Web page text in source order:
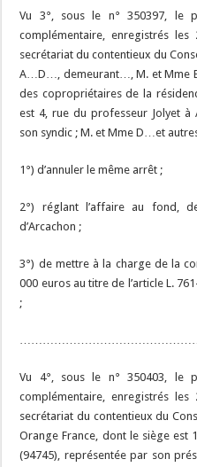
Vu 3°, sous le n° 350397, le
complémentaire, enregistrés
secrétariat du contentieux du
A…D…, demeurant…, M. et Mme
des copropriétaires de la
est 4, rue du professeur Jolyet à
son syndic ; M. et Mme D…et
1°) d’annuler le même arrêt ;
2°) réglant l’affaire au fond,
d’Arcachon ;
3°) de mettre à la charge de la
000 euros au titre de l’article L.
;
Vu 4°, sous le n° 350403, le
complémentaire, enregistrés
secrétariat du contentieux du
Orange France, dont le siège est
(94745), représentée par son